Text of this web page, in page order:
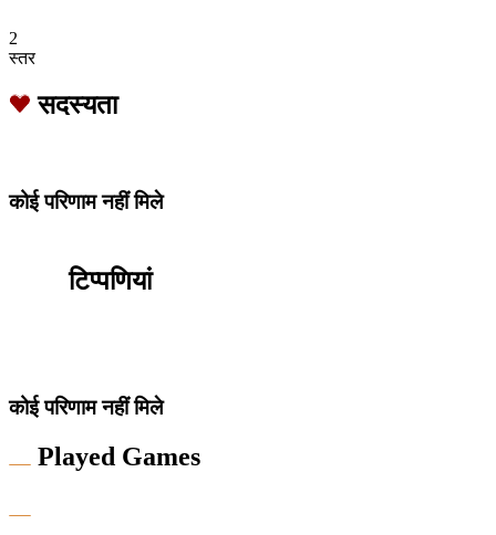
2
स्तर
सदस्यता
कोई परिणाम नहीं मिले
टिप्पणियां
कोई परिणाम नहीं मिले
Played Games